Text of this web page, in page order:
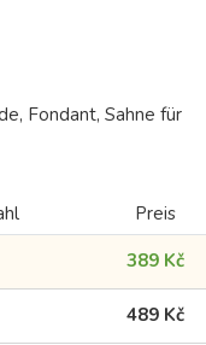
Fondant, Sahne für
Preis
389 Kč
489 Kč